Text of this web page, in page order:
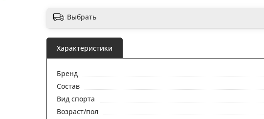
Выбрать
Характеристики
Бренд
Состав
Вид спорта
Возраст/пол